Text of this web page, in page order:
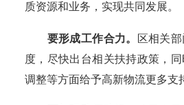
质资源和业务，实现共同发展。
要形成工作合力。
区相关
度，尽快出台相关扶持政策，
调整等方面给予高新物流更多支